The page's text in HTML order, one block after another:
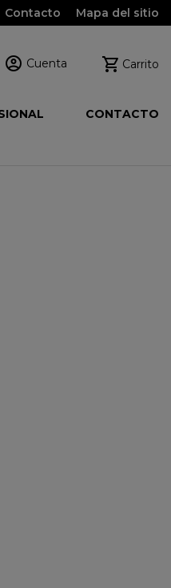
Contacto Mapa del sitio
 Cuenta  Carrito
CONTACTO